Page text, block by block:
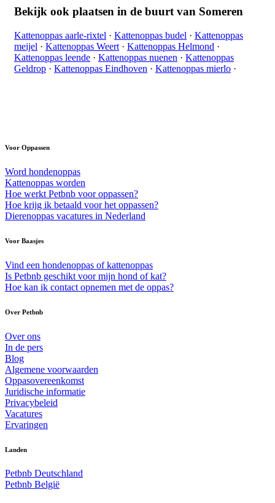
Bekijk ook plaatsen in de buurt van Someren
Kattenoppas aarle-rixtel · Kattenoppas budel · Kattenoppas
meijel · Kattenoppas Weert · Kattenoppas Helmond ·
Kattenoppas leende · Kattenoppas nuenen · Kattenoppas
Geldrop · Kattenoppas Eindhoven · Kattenoppas mierlo ·
Voor Oppassen
Word hondenoppas
Kattenoppas worden
Hoe werkt Petbnb voor oppassen?
Hoe krijg ik betaald voor het oppassen?
Dierenoppas vacatures in Nederland
Voor Baasjes
Vind een hondenoppas of kattenoppas
Is Petbnb geschikt voor mijn hond of kat?
Hoe kan ik contact opnemen met de oppas?
Over Petbnb
Over ons
In de pers
Blog
Algemene voorwaarden
Oppasovereenkomst
Juridische informatie
Privacybeleid
Vacatures
Ervaringen
Landen
Petbnb Deutschland
Petbnb België